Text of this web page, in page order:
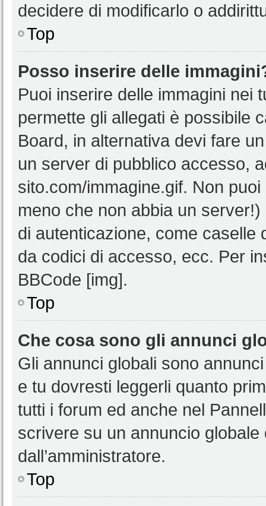
decidere di modificarlo o
Top
Posso inserire delle
Puoi inserire delle immagini nei
permette gli allegati è possibile
Board, in alternativa devi fare
un server di pubblico accesso,
sito.com/immagine.gif. Non
meno che non abbia un
di autenticazione, come caselle
da codici di accesso, ecc. Per
BBCode [img].
Top
Che cosa sono gli annunci
Gli annunci globali sono
e tu dovresti leggerli quanto
tutti i forum ed anche nel
scrivere su un annuncio
dall’amministratore.
Top